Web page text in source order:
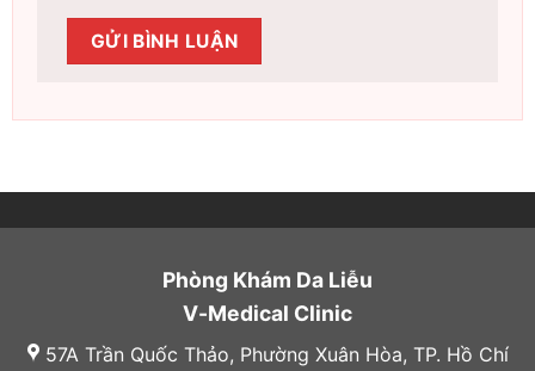
Phòng Khám Da Liễu
V-Medical Clinic
57A Trần Quốc Thảo, Phường Xuân Hòa, TP. Hồ Chí